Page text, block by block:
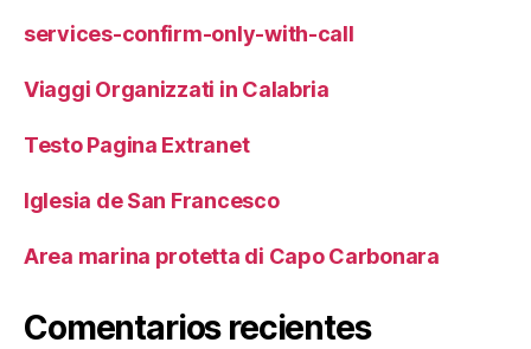
services-confirm-only-with-call
Viaggi Organizzati in Calabria
Testo Pagina Extranet
Iglesia de San Francesco
Area marina protetta di Capo Carbonara
Comentarios recientes